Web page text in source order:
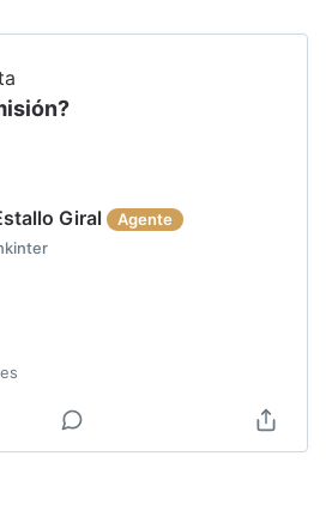
Giral
Agente